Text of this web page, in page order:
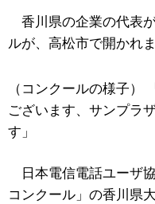
香川県の企業の代表
ルが、高松市で開かれま
（コンクールの様子）
ございます、サンプラ
す」
日本電信電話ユーザ
コンクール」の香川県